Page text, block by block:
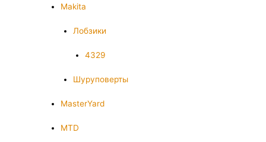
Makita
Лобзики
4329
Шуруповерты
MasterYard
MTD